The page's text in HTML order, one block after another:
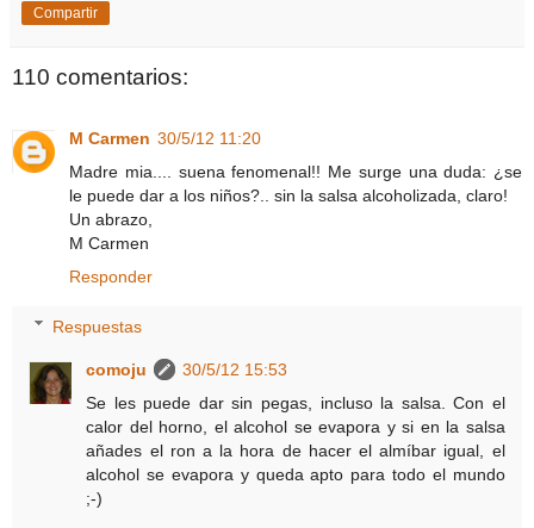
Compartir
110 comentarios:
M Carmen 30/5/12 11:20
Madre mia.... suena fenomenal!! Me surge una duda: ¿se
le puede dar a los niños?.. sin la salsa alcoholizada, claro!
Un abrazo,
M Carmen
Responder
Respuestas
comoju
30/5/12 15:53
Se les puede dar sin pegas, incluso la salsa. Con el
calor del horno, el alcohol se evapora y si en la salsa
añades el ron a la hora de hacer el almíbar igual, el
alcohol se evapora y queda apto para todo el mundo
;-)